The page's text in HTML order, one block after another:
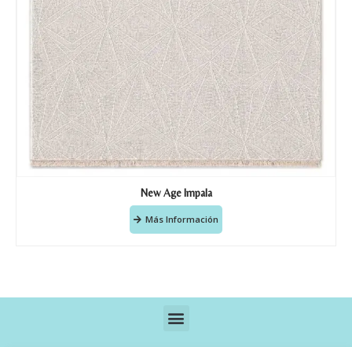
New Age Impala
Más Información